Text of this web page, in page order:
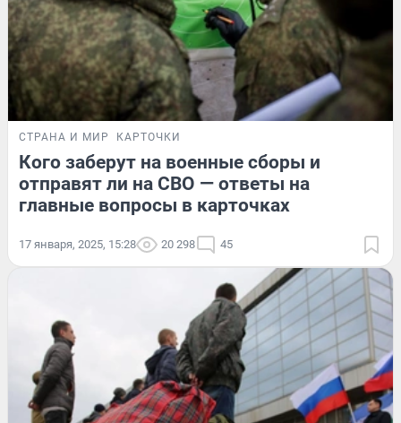
СТРАНА И МИР КАРТОЧКИ
Кого заберут на военные сборы и
отправят ли на СВО — ответы на
главные вопросы в карточках
17 января, 2025, 15:28 20 298 45